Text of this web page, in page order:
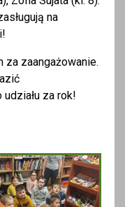
na
zaangażowanie.
udziału za rok!